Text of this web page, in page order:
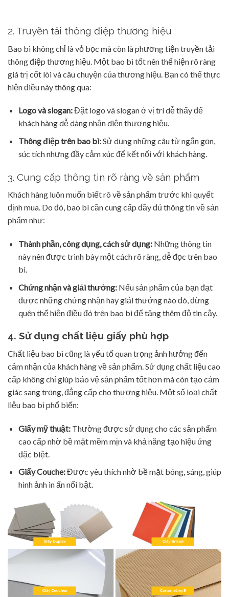
2. Truyền tải thông điệp thương hiệu
Bao bì không chỉ là vỏ bọc mà còn là phương tiện truyền tải
thông điệp thương hiệu. Một bao bì tốt nên thể hiện rõ ràng
giá trị cốt lõi và câu chuyện của thương hiệu. Bạn có thể thực
hiện điều này thông qua:
Logo và slogan:Đặt logo và slogan ở vị trí dễ thấy để
khách hàng dễ dàng nhận diện thương hiệu.
Thông điệp trên bao bì:Sử dụng những câu từ ngắn gọn,
súc tích nhưng đầy cảm xúc để kết nối với khách hàng.
3. Cung cấp thông tin rõ ràng về sản phẩm
Khách hàng luôn muốn biết rõ về sản phẩm trước khi quyết
định mua. Do đó, bao bì cần cung cấp đầy đủ thông tin về sản
phẩm như:
Thành phần, công dụng, cách sử dụng:Những thông tin
này nên được trình bày một cách rõ ràng, dễ đọc trên bao
bì.
Chứng nhận và giải thưởng:Nếu sản phẩm của bạn đạt
được những chứng nhận hay giải thưởng nào đó, đừng
quên thể hiện điều đó trên bao bì để tăng thêm độ tin cậy.
4. Sử dụng chất liệu giấy phù hợp
Chất liệu bao bì cũng là yếu tố quan trọng ảnh hưởng đến
cảm nhận của khách hàng về sản phẩm. Sử dụng chất liệu cao
cấp không chỉ giúp bảo vệ sản phẩm tốt hơn mà còn tạo cảm
giác sang trọng, đẳng cấp cho thương hiệu. Một số loại chất
liệu bao bì phổ biến:
Giấy mỹ thuật:Thường được sử dụng cho các sản phẩm
cao cấp nhờ bề mặt mềm mịn và khả năng tạo hiệu ứng
đặc biệt.
Giấy Couche:Được yêu thích nhờ bề mặt bóng, sáng, giúp
hình ảnh in ấn nổi bật.